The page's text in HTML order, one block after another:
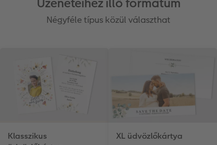
Négyféle típus közül választhat
Klasszikus
XL üdvözlőkártya